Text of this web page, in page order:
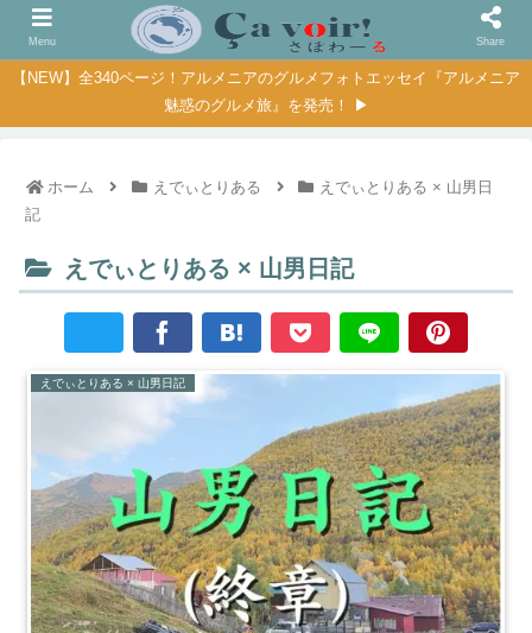
【NEW】全340ページ！アルメニアのグルメフォトエッセイ『アルメニア
魅惑のグルメ旅』を発売！ ▶
ホーム えでぃとりある
えでぃとりある × 山男日
記
えでぃとりある × 山男日記
えでぃとりある × 山男日記
Menu Share